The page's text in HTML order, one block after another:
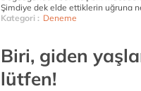
Şimdiye dek elde ettiklerin uğruna
Kategori : Deneme
Biri, giden
lütfen!